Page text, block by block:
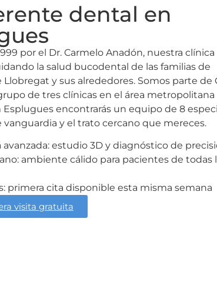
dental en
por el Dr. Carmelo Anadón, nuestra
la salud bucodental de las familias de
Llobregat y sus alrededores. Somos parte de
de tres clínicas en el área metropolitana
Esplugues encontrarás un equipo de 8
y el trato cercano que mereces.
avanzada: estudio 3D y diagnóstico de
ambiente cálido para pacientes de todas
primera cita disponible esta misma semana
visita gratuita